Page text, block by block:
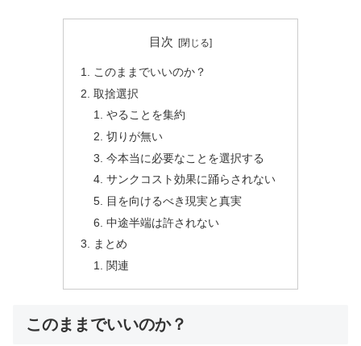
目次
このままでいいのか？
取捨選択
やることを集約
切りが無い
今本当に必要なことを選択する
サンクコスト効果に踊らされない
目を向けるべき現実と真実
中途半端は許されない
まとめ
関連
このままでいいのか？